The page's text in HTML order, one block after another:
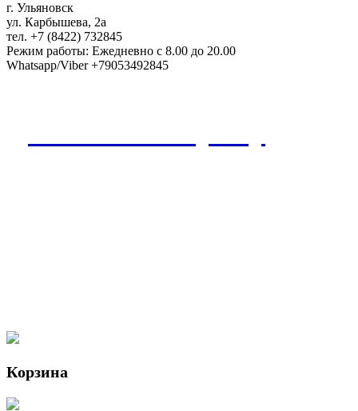
г. Ульяновск
ул. Карбышева, 2а
тел. +7 (8422) 732845
Режим работы: Ежедневно с 8.00 до 20.00
Whatsapp/Viber +79053492845
Корзина